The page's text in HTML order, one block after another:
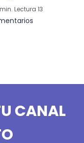
Lectura 13
CANAL